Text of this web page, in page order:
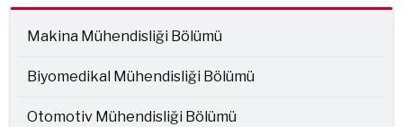
Makina Mühendisliği Bölümü
Biyomedikal Mühendisliği Bölümü
Otomotiv Mühendisliği Bölümü